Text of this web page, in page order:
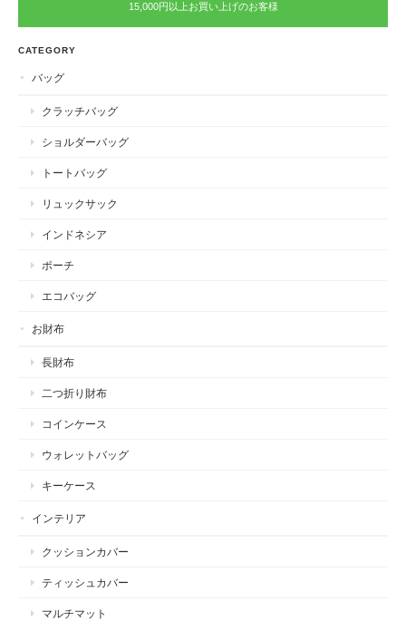
15,000円以上お買い上げのお客様
CATEGORY
バッグ
クラッチバッグ
ショルダーバッグ
トートバッグ
リュックサック
インドネシア
ポーチ
エコバッグ
お財布
長財布
二つ折り財布
コインケース
ウォレットバッグ
キーケース
インテリア
クッションカバー
ティッシュカバー
マルチマット